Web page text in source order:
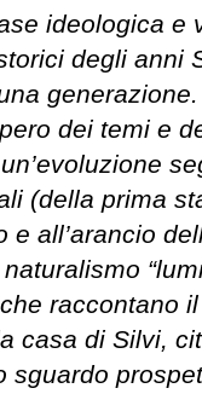
ideologica e
degli anni
dei temi e
(della prima
all’arancio
raccontano
casa di Silvi,
sguardo